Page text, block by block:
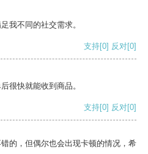
我不同的社交需求。
支持[0] 反对[0]
很快就能收到商品。
支持[0] 反对[0]
的，但偶尔也会出现卡顿的情况，希